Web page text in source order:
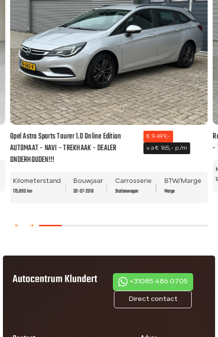
Opel Astra Sports Tourer 1.0 Online Edition
AUTOMAAT - NAVI - TREKHAAK - DEALER
ONDERHOUDEN!!!
€ 9.499,-
v.a € 165,- p/m
Kilometerstand
175.890 km
Bouwjaar
30-07-2018
Carrosserie
Stationwagon
BTW/Marge
Marge
-
Direct contact
+31085 486 0705